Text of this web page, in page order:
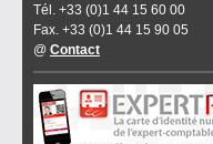
Tél. +33 (0)1 44 15 60 00
Fax. +33 (0)1 44 15 90 05
@ Contact